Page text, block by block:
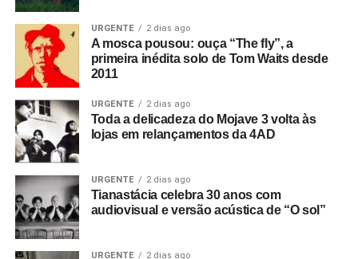
URGENTE 2 dias ago
A mosca pousou: ouça “The fly”, a
primeira inédita solo de Tom Waits desde
2011
URGENTE 2 dias ago
Toda a delicadeza do Mojave 3 volta às
lojas em relançamentos da 4AD
URGENTE 2 dias ago
Tianastácia celebra 30 anos com
audiovisual e versão acústica de “O sol”
URGENTE 2 dias ago